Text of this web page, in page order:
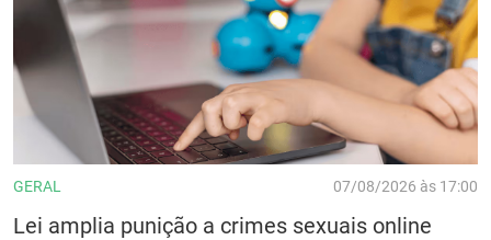
GERAL 07/08/2026 às 17:00
Lei amplia punição a crimes sexuais online